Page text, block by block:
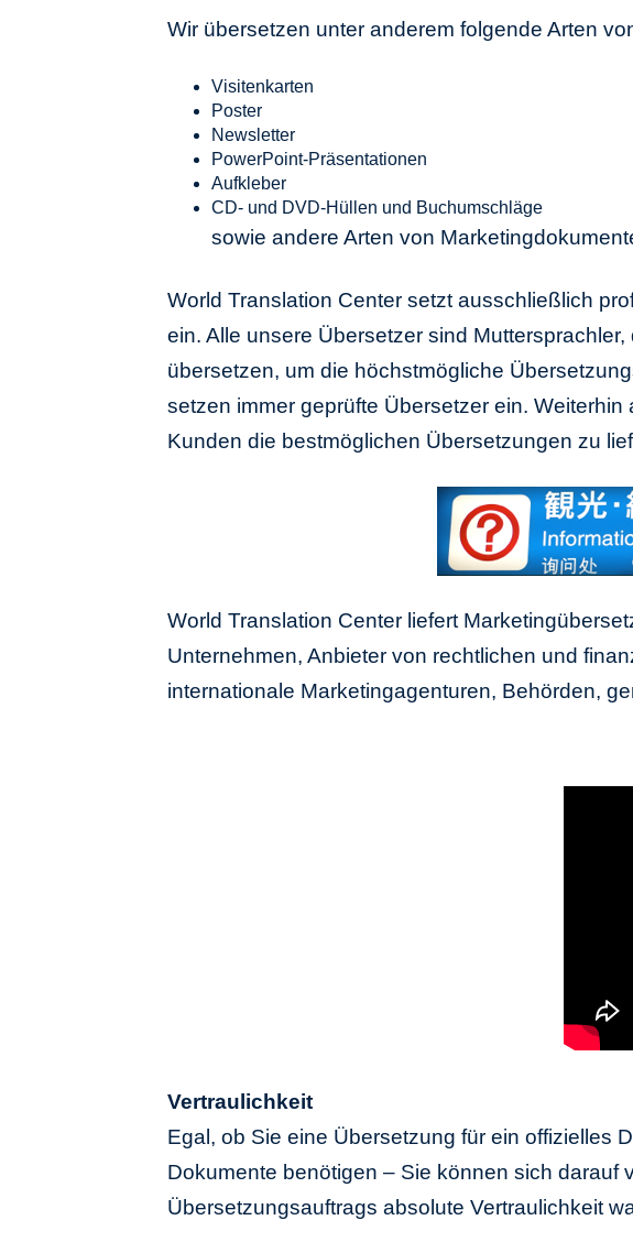
Wir übersetzen unter anderem folgende Arten
Visitenkarten
Poster
Newsletter
PowerPoint-Präsentationen
Aufkleber
CD- und DVD-Hüllen und Buchumschläge
sowie andere Arten von
World Translation Center setzt ausschließlich
ein. Alle unsere Übersetzer sind
übersetzen, um die höchstmögliche
setzen immer geprüfte Übersetzer ein.
Kunden die bestmöglichen Übersetzungen zu
World Translation Center liefert
Unternehmen, Anbieter von rechtlichen und
internationale Marketingagenturen, Behörden,
Vertraulichkeit
Egal, ob Sie eine Übersetzung für ein offizielles
Dokumente benötigen – Sie können sich darauf
Übersetzungsauftrags absolute Vertraulichkeit